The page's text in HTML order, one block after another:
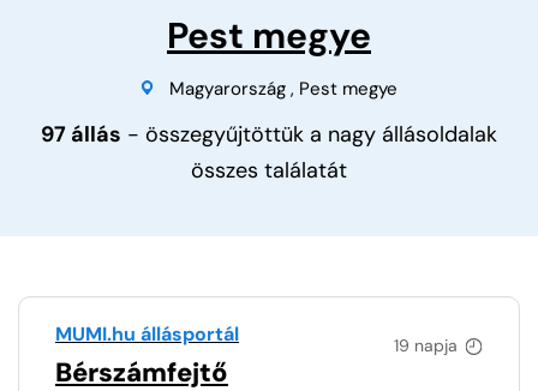
Pest megye
Magyarország , Pest megye
97 állás - összegyűjtöttük a nagy állásoldalak
összes találatát
19 napja
MUMI.hu állásportál
Bérszámfejtő